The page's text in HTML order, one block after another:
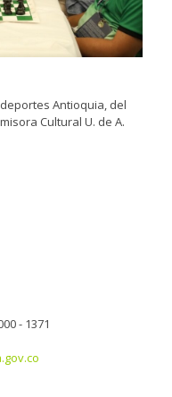
Antioquia, del
Cultural U. de A.
- 1371